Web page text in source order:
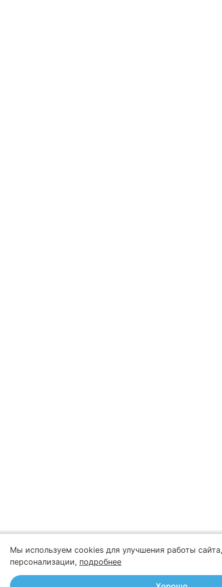
Мы используем cookies для улучшения работы
персонализации, подробнее